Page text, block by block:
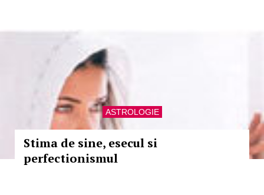
ASTROLOGIE
Stima de sine, esecul si
perfectionismul